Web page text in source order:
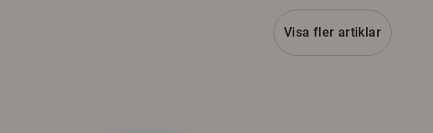
Visa fler artiklar